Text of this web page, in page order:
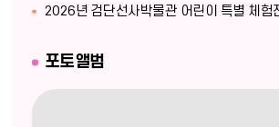
2026년 검단선사박물관 어린이 특별 체험
포토앨범